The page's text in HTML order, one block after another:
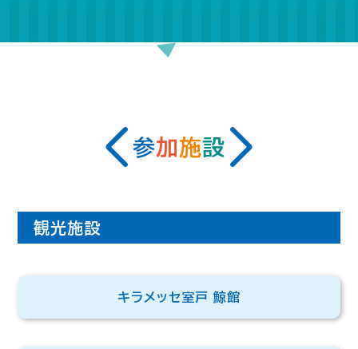
参加施設
観光施設
キラメッセ室戸 鯨館